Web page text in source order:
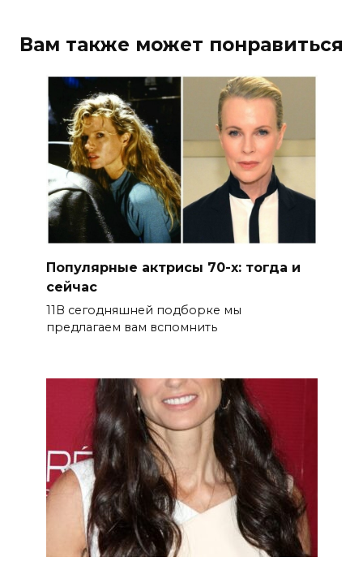
Вам также может понравиться
Популярные актрисы 70-х: тогда и
сейчас
11В сегодняшней подборке мы
предлагаем вам вспомнить